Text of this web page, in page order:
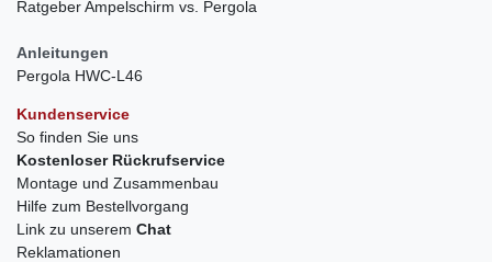
Ratgeber Ampelschirm vs. Pergola
Anleitungen
Pergola HWC-L46
Kundenservice
So finden Sie uns
Kostenloser Rückrufservice
Montage und Zusammenbau
Hilfe zum Bestellvorgang
Link zu unserem Chat
Reklamationen